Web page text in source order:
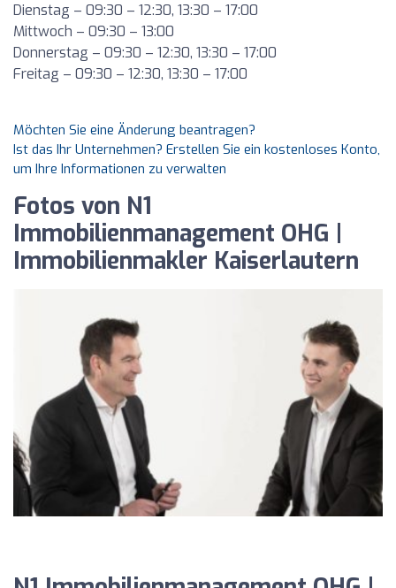
Dienstag – 09:30 – 12:30, 13:30 – 17:00
Mittwoch – 09:30 – 13:00
Donnerstag – 09:30 – 12:30, 13:30 – 17:00
Freitag – 09:30 – 12:30, 13:30 – 17:00
Möchten Sie eine Änderung beantragen?
Ist das Ihr Unternehmen? Erstellen Sie ein kostenloses Konto,
um Ihre Informationen zu verwalten
Fotos von N1
Immobilienmanagement OHG |
Immobilienmakler Kaiserlautern